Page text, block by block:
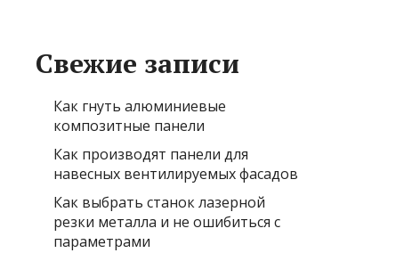
Свежие записи
Как гнуть алюминиевые
композитные панели
Как производят панели для
навесных вентилируемых фасадов
Как выбрать станок лазерной
резки металла и не ошибиться с
параметрами